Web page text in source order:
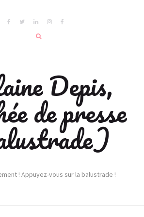
Depis,
de presse
! Appuyez-vous sur la balustrade !